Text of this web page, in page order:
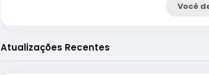
Você
Atualizações Recentes